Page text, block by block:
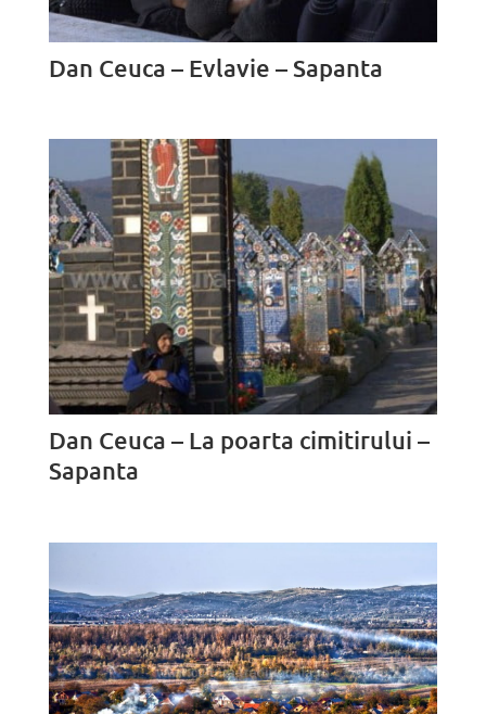
Dan Ceuca – Evlavie – Sapanta
Dan Ceuca – La poarta cimitirului –
Sapanta